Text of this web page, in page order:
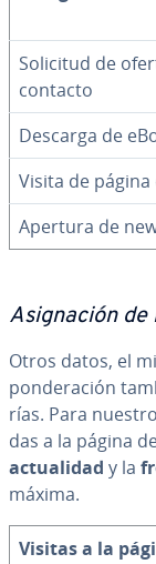
Solicitud de
contacto
Descarga de
Visita de
Apertura de
Asi­g­na­ción de
Otros datos, el
po­n­de­ra­ción
rías. Para
das a la página
ac­tua­li­dad y la
máxima.
Visitas a la